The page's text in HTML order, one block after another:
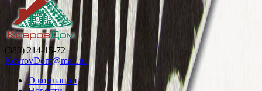
(383) 214-15-72
KovrovDom@mail.ru
О компании